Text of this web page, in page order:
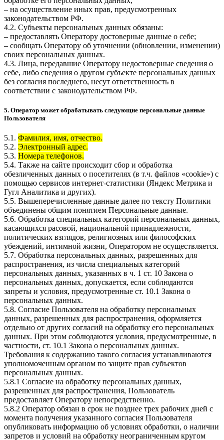
– на осуществление иных прав, предусмотренных
законодательством РФ.
4.2. Субъекты персональных данных обязаны:
– предоставлять Оператору достоверные данные о себе;
– сообщать Оператору об уточнении (обновлении, изменении)
своих персональных данных.
4.3. Лица, передавшие Оператору недостоверные сведения о
себе, либо сведения о другом субъекте персональных данных
без согласия последнего, несут ответственность в
соответствии с законодательством РФ.
5. Оператор может обрабатывать следующие персональные данные
Пользователя
5.1. Фамилия, имя, отчество.
5.2. Электронный адрес.
5.3. Номера телефонов.
5.4. Также на сайте происходит сбор и обработка
обезличенных данных о посетителях (в т.ч. файлов «cookie») с
помощью сервисов интернет-статистики (Яндекс Метрика и
Гугл Аналитика и других).
5.5. Вышеперечисленные данные далее по тексту Политики
объединены общим понятием Персональные данные.
5.6. Обработка специальных категорий персональных данных,
касающихся расовой, национальной принадлежности,
политических взглядов, религиозных или философских
убеждений, интимной жизни, Оператором не осуществляется.
5.7. Обработка персональных данных, разрешенных для
распространения, из числа специальных категорий
персональных данных, указанных в ч. 1 ст. 10 Закона о
персональных данных, допускается, если соблюдаются
запреты и условия, предусмотренные ст. 10.1 Закона о
персональных данных.
5.8. Согласие Пользователя на обработку персональных
данных, разрешенных для распространения, оформляется
отдельно от других согласий на обработку его персональных
данных. При этом соблюдаются условия, предусмотренные, в
частности, ст. 10.1 Закона о персональных данных.
Требования к содержанию такого согласия устанавливаются
уполномоченным органом по защите прав субъектов
персональных данных.
5.8.1 Согласие на обработку персональных данных,
разрешенных для распространения, Пользователь
предоставляет Оператору непосредственно.
5.8.2 Оператор обязан в срок не позднее трех рабочих дней с
момента получения указанного согласия Пользователя
опубликовать информацию об условиях обработки, о наличии
запретов и условий на обработку неограниченным кругом